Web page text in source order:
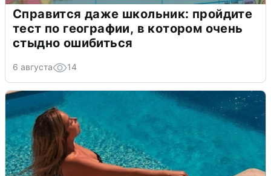
Справится даже школьник: пройдите
тест по географии, в котором очень
стыдно ошибиться
6 августа 14